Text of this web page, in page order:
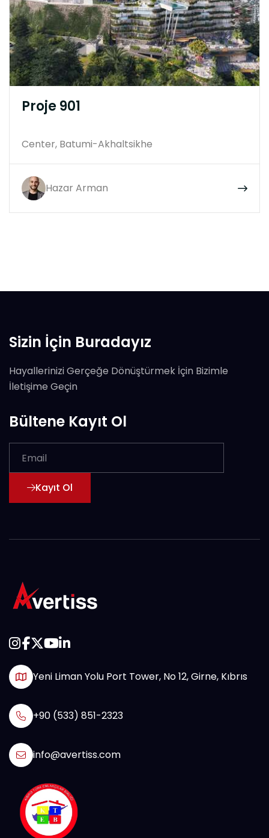
Proje 901
Center, Batumi-Akhaltsikhe
Hazar Arman
Sizin İçin Buradayız
Hayallerinizi Gerçeğe Dönüştürmek İçin Bizimle
İletişime Geçin
Bültene Kayıt Ol
Kayıt Ol
Yeni Liman Yolu Port Tower, No 12, Girne, Kıbrıs
+90 (533) 851-2323
info@avertiss.com